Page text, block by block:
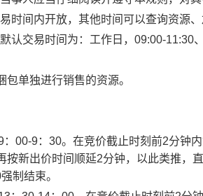
时间内开放，其他时间可以查询资源
认交易时间为：工作日，09:00-11:30
包单独进行销售的资源。
：00-9：30。在竞价截止时刻前2分钟
按新出价时间顺延2分钟，以此类推，
制结束。